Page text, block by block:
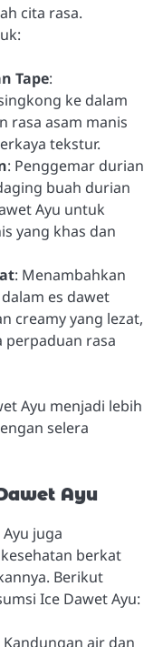
cita rasa.
Tape:
ke dalam
rasa asam manis
tekstur.
: Penggemar durian
buah durian
Ayu untuk
yang khas dan
: Menambahkan
es dawet
creamy yang lezat,
perpaduan rasa
Ayu menjadi lebih
selera
Ayu
juga
berkat
Berikut
Ice Dawet Ayu:
Kandungan air dan